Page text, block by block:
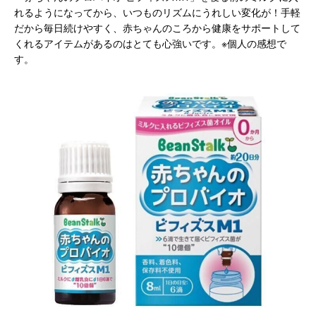
れるようになってから、いつものリズムにうれしい変化が！手軽
だから毎日続けやすく、赤ちゃんのころから健康をサポートして
くれるアイテムがあるのはとても心強いです。※個人の感想で
す。